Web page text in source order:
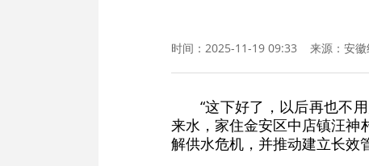
时间：2025-11-19 09:33 来源： 安
“这下好了，以后再也不
来水，家住金安区中店镇汪神
解供水危机，并推动建立长效